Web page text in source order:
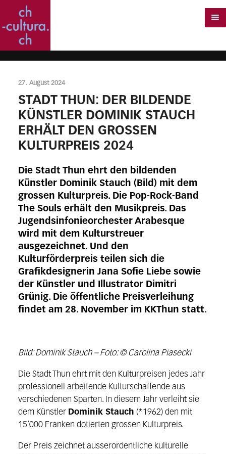
27. August 2024
STADT THUN: DER BILDENDE
KÜNSTLER DOMINIK STAUCH
ERHÄLT DEN GROSSEN
KULTURPREIS 2024
Die Stadt Thun ehrt den bildenden
Künstler Dominik Stauch (Bild) mit dem
grossen Kulturpreis. Die Pop-Rock-Band
The Souls erhält den Musikpreis. Das
Jugendsinfonieorchester Arabesque
wird mit dem Kulturstreuer
ausgezeichnet. Und den
Kulturförderpreis teilen sich die
Grafikdesignerin Jana Sofie Liebe sowie
der Künstler und Illustrator Dimitri
Grünig. Die öffentliche Preisverleihung
findet am 28. November im KKThun statt.
Bild: Dominik Stauch – Foto: © Carolina Piasecki
Die Stadt Thun ehrt mit den Kulturpreisen jedes Jahr
professionell arbeitende Kulturschaffende aus
verschiedenen Sparten. In diesem Jahr verleiht sie
dem Künstler Dominik Stauch (*1962) den mit
15’000 Franken dotierten grossen Kulturpreis.
Der Preis zeichnet ausserordentliche kulturelle